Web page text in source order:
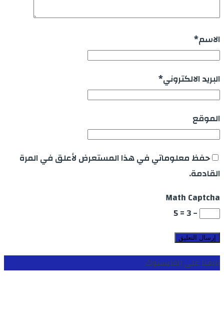
الاسم*
البريد الالكتروني*
الموقع
حفظ معلوماتي في هذا المستعرض لأعلق في المرة
القادمة.
Math Captcha
− 3 = 5
تابعنا على الفايسبوك